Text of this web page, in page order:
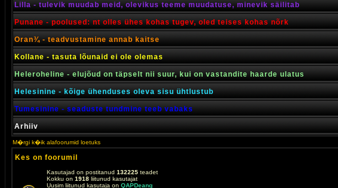
Lilla - tulevik muudab meid, olevikus teeme muudatuse, minevik säilitab
Punane - poolused: nt olles ühes kohas tugev, oled teises kohas nõrk
Oran¾ - teadvustamine annab kaitse
Kollane - tasuta lõunaid ei ole olemas
Heleroheline - elujõud on täpselt nii suur, kui on vastandite haarde ulatus
Helesinine - kõige ühenduses oleva sisu ühtlustub
Tumesinine - seaduste tundmine teeb vabaks
Arhiiv
M�rgi k�ik alafoorumid loetuks
Kes on foorumil
Kasutajad on postitanud 132225 teadet
Kokku on 1918 liitunud kasutajat
Uusim liitunud kasutaja on QAPDeang